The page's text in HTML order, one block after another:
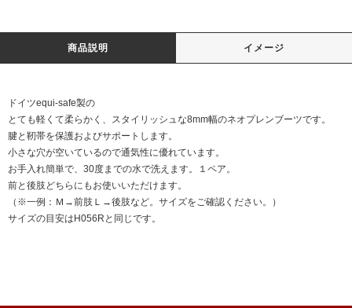
商品説明 イメージ
ドイツequi-safe製の
とても軽くて柔らかく、スタイリッシュな8mm幅のネオプレンブーツです。
腱と靭帯を保護およびサポートします。
小さな穴が空いているので通気性に優れています。
お手入れ簡単で、30度までの水で洗えます。１ペア。
前と後肢どちらにもお使いいただけます。
（※一例：Ｍ→前肢Ｌ→後肢など。サイズをご確認ください。）
サイズの目安はH056Rと同じです。